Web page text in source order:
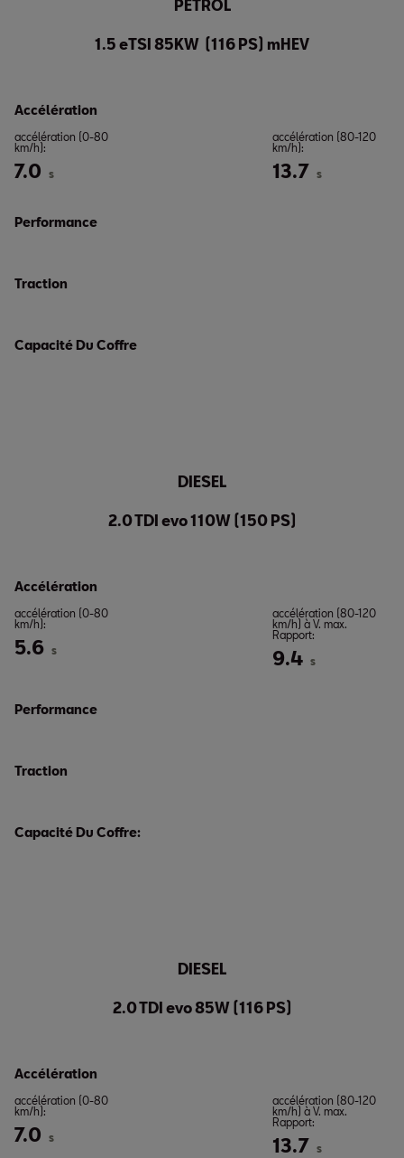
PETROL
1.5 eTSI 85KW (116 PS) mHEV
Accélération
accélération (0-80
km/h):
7.0 s
accélération (80-120
km/h):
13.7 s
Performance
Traction
Capacité Du Coffre
DIESEL
2.0 TDI evo 110W (150 PS)
Accélération
accélération (0-80
km/h):
5.6 s
accélération (80-120
km/h) à V. max.
Rapport:
9.4 s
Performance
Traction
Capacité Du Coffre:
DIESEL
2.0 TDI evo 85W (116 PS)
Accélération
accélération (0-80
km/h):
7.0 s
accélération (80-120
km/h) à V. max.
Rapport:
13.7 s